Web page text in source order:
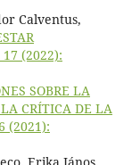
Calventus,
(2022):
SOBRE LA
CRÍTICA DE LA
(2021):